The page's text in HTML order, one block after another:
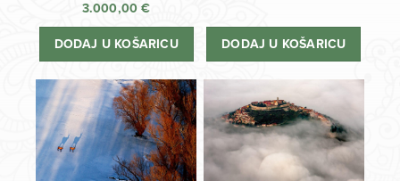
3.000,00€
DODAJ U KOŠARICU DODAJ U KOŠARICU